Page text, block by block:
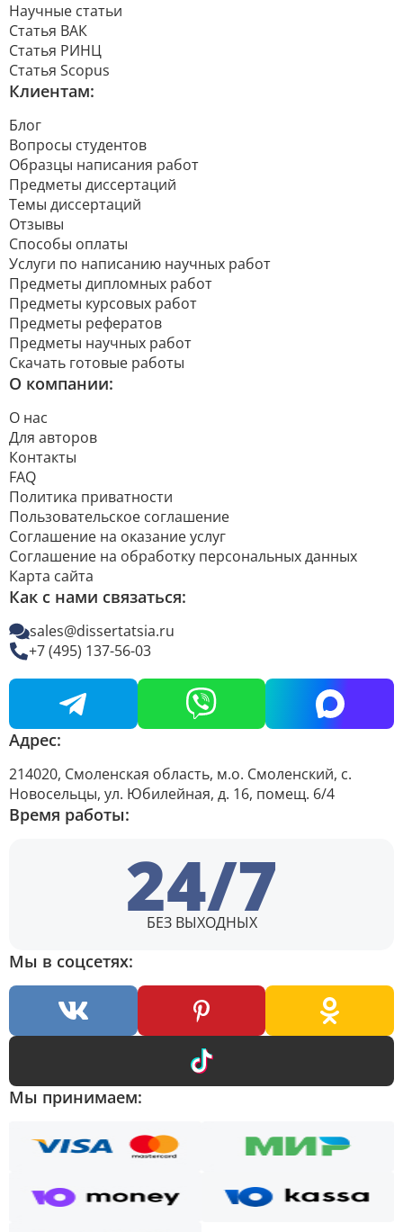
Научные статьи
Статья ВАК
Статья РИНЦ
Статья Scopus
Клиентам:
Блог
Вопросы студентов
Образцы написания работ
Предметы диссертаций
Темы диссертаций
Отзывы
Способы оплаты
Услуги по написанию научных работ
Предметы дипломных работ
Предметы курсовых работ
Предметы рефератов
Предметы научных работ
Скачать готовые работы
О компании:
О нас
Для авторов
Контакты
FAQ
Политика приватности
Пользовательское соглашение
Соглашение на оказание услуг
Соглашение на обработку персональных данных
Карта сайта
Как с нами связаться:
sales@dissertatsia.ru
+7 (495) 137-56-03
Адрес:
214020, Смоленская область, м.о. Смоленский, с.
Новосельцы, ул. Юбилейная, д. 16, помещ. 6/4
Время работы:
24/7
БЕЗ ВЫХОДНЫХ
Мы в соцсетях:
Мы принимаем: